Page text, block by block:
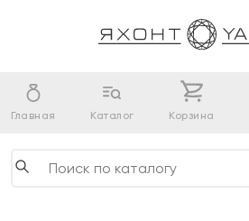
Главная Каталог Корзина